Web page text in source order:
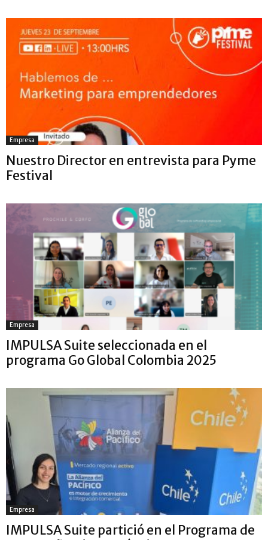
Empresa
Nuestro Director en entrevista para Pyme
Festival
Empresa
IMPULSA Suite seleccionada en el
programa Go Global Colombia 2025
Empresa
IMPULSA Suite partició en el Programa de